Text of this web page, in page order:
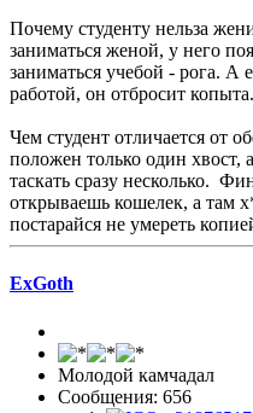
Почему студенту нельза
заниматься женой, у него
заниматься учебой - рога. А
работой, он отбросит копыта.
Чем студент отличается от
положен только один хвост,
таскать сразу несколько.
открываешь кошелек, а там
постарайся не умереть
ExGoth
Молодой камчадал
Сообщения: 656